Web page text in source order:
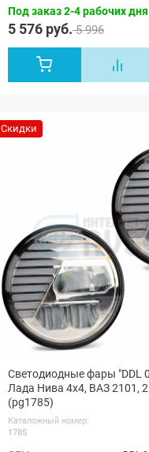
Под заказ 2-4 рабочих дня
5 576 руб.5 996
Скидки
Светодиодные фары "DDL
Лада Нива 4х4, ВАЗ 2101,
(pg1785)
Каталожный номер:
1785